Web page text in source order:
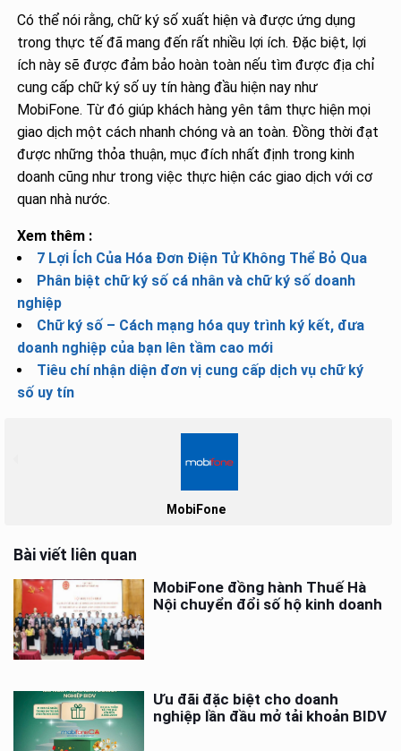
Có thể nói rằng, chữ ký số xuất hiện và được ứng dụng
trong thực tế đã mang đến rất nhiều lợi ích. Đặc biệt, lợi
ích này sẽ được đảm bảo hoàn toàn nếu tìm được địa chỉ
cung cấp chữ ký số uy tín hàng đầu hiện nay như
MobiFone. Từ đó giúp khách hàng yên tâm thực hiện mọi
giao dịch một cách nhanh chóng và an toàn. Đồng thời đạt
được những thỏa thuận, mục đích nhất định trong kinh
doanh cũng như trong việc thực hiện các giao dịch với cơ
quan nhà nước.
Xem thêm :
7 Lợi Ích Của Hóa Đơn Điện Tử Không Thể Bỏ Qua
Phân biệt chữ ký số cá nhân và chữ ký số doanh
nghiệp
Chữ ký số – Cách mạng hóa quy trình ký kết, đưa
doanh nghiệp của bạn lên tầm cao mới
Tiêu chí nhận diện đơn vị cung cấp dịch vụ chữ ký
số uy tín
MobiFone
Bài viết liên quan
MobiFone đồng hành Thuế Hà
Nội chuyển đổi số hộ kinh doanh
Ưu đãi đặc biệt cho doanh
nghiệp lần đầu mở tải khoản BIDV